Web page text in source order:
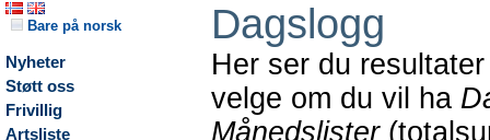
Bare på norsk
Nyheter
Støtt oss
Frivillig
Artsliste
Dagslogg
Her ser du
velge om du vil ha
Månedslister